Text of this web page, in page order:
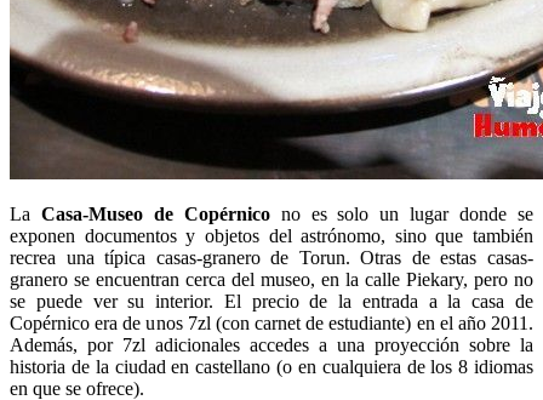
La Casa-Museo de Copérnico no es solo un lugar donde se
exponen documentos y objetos del astrónomo, sino que también
recrea una típica casas-granero de Torun. Otras de estas casas-
granero se encuentran cerca del museo, en la calle Piekary, pero no
se puede ver su interior. El precio de la entrada a la casa de
Copérnico era de unos 7zl (con carnet de estudiante) en el año 2011.
Además, por 7zl adicionales accedes a una proyección sobre la
historia de la ciudad en castellano (o en cualquiera de los 8 idiomas
en que se ofrece).